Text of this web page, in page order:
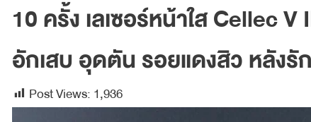
10 ครั้ง เลเซอร์หน้าใส Cellec
อักเสบ อุดตัน รอยแดงสิว หลังรั
Post Views: 1,936